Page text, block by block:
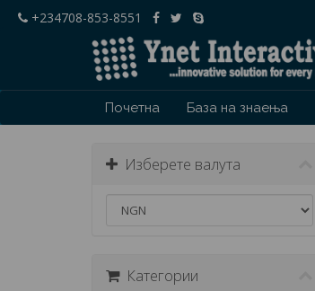
+234708-853-8551
Почетна База на знаења
Изберете валута
Категории